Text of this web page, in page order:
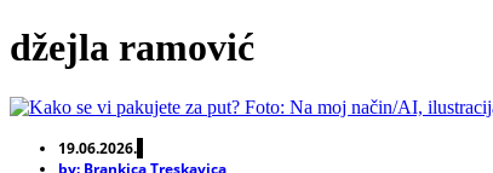
džejla ramović
19.06.2026.
by: Brankica Treskavica